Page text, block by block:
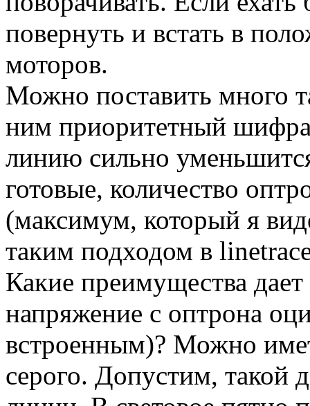
повернуть и встать в
моторов.
Можно поставить много
ним приоритетный
линию сильно
готовые, количество
(максимум, который я
таким подходом в
Какие преимущества
напряжение с оптрона
встроенным)? Можно
серого. Допустим, такой